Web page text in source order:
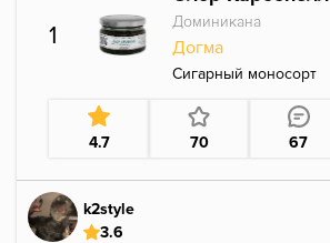
1 Доминикана
Догма
Сигарный моносорт
4.7 70 67
k2style
3.6